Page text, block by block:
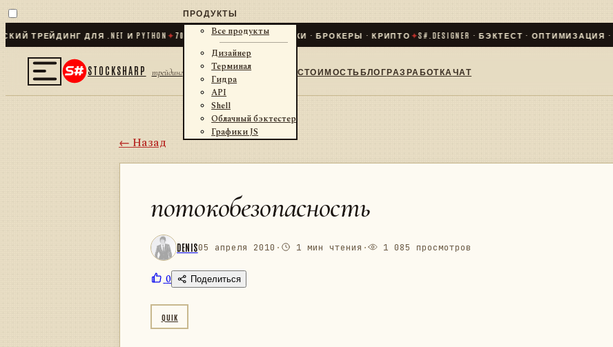
ДЛЯ .NET И PYTHON✦70 + КОННЕКТОРОВ · БИРЖИ · БРОКЕРЫ · КРИПТО✦S#.DESIGNER · БЭКТЕСТ · ОПТИМИЗАЦИЯ · LIVE
STOCKSHARP трейдинг
ПРОДУКТЫ
Все продукты
Дизайнер
Терминал
Гидра
API
Shell
Облачный бэктестер
Графики JS
СТОИМОСТЬБЛОГРАЗРАБОТКАЧАТ
← Назад
потокобезопасность
DENIS05 апреля 2010 · 1 мин чтения · 1 085 просмотров
0 Поделиться
QUIK